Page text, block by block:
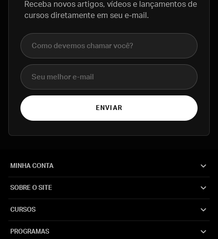
Receba novos artigos, vídeos e lançamentos de
cursos diretamente em seu e-mail.
Nome completo
E-mail
ENVIAR
MINHA CONTA
SOBRE O SITE
CURSOS
PROGRAMAS